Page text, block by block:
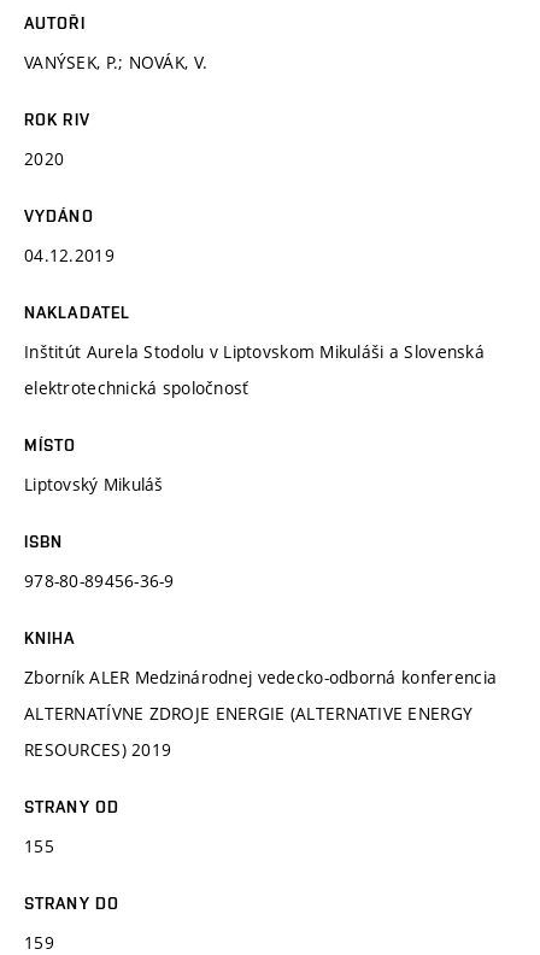
AUTOŘI
VANÝSEK, P.; NOVÁK, V.
ROK RIV
2020
VYDÁNO
04.12.2019
NAKLADATEL
Inštitút Aurela Stodolu v Liptovskom Mikuláši a Slovenská
elektrotechnická spoločnosť
MÍSTO
Liptovský Mikuláš
ISBN
978-80-89456-36-9
KNIHA
Zborník ALER Medzinárodnej vedecko-odborná konferencia
ALTERNATÍVNE ZDROJE ENERGIE (ALTERNATIVE ENERGY
RESOURCES) 2019
STRANY OD
155
STRANY DO
159